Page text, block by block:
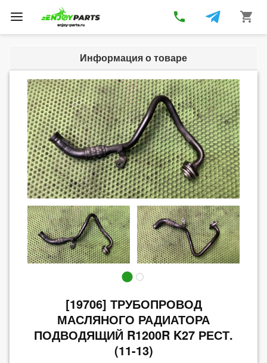
Toggle
navigation
phone shopping_cart
Информация о товаре
[19706] ТРУБОПРОВОД
МАСЛЯНОГО РАДИАТОРА
ПОДВОДЯЩИЙ R1200R K27 РЕСТ.
(11-13)